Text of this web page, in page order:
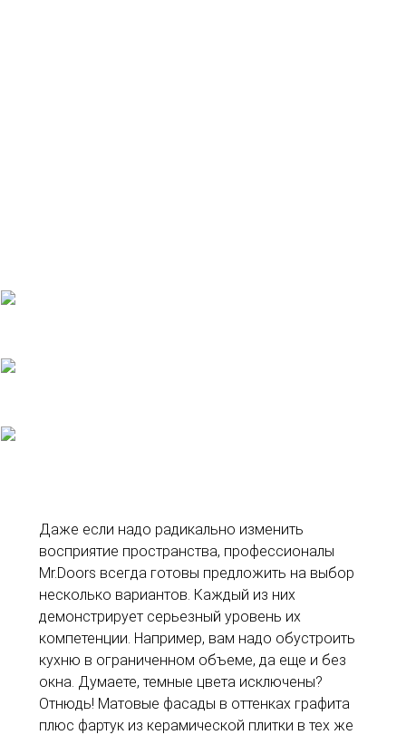
Даже если надо радикально изменить
восприятие пространства, профессионалы
Mr.Doors всегда готовы предложить на выбор
несколько вариантов. Каждый из них
демонстрирует серьезный уровень их
компетенции. Например, вам надо обустроить
кухню в ограниченном объеме, да еще и без
окна. Думаете, темные цвета исключены?
Отнюдь! Матовые фасады в оттенках графита
плюс фартук из керамической плитки в тех же